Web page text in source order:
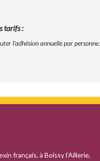
tarifs :
l'adhésion annuelle par personne.
français, à Boissy l’Aillerie,